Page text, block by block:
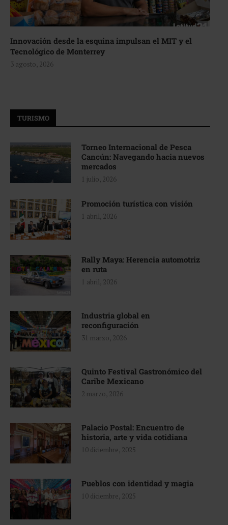
Innovación desde la esquina impulsan el MIT y el
Tecnológico de Monterrey
3 agosto, 2026
TURISMO
Torneo Internacional de Pesca
Cancún: Navegando hacia nuevos
mercados
1 julio, 2026
Promoción turística con visión
1 abril, 2026
Rally Maya: Herencia automotriz
en ruta
1 abril, 2026
Industria global en
reconfiguración
31 marzo, 2026
Quinto Festival Gastronómico del
Caribe Mexicano
2 marzo, 2026
Palacio Postal: Encuentro de
historia, arte y vida cotidiana
10 diciembre, 2025
Pueblos con identidad y magia
10 diciembre, 2025